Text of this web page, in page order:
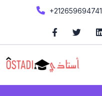
+212659694741